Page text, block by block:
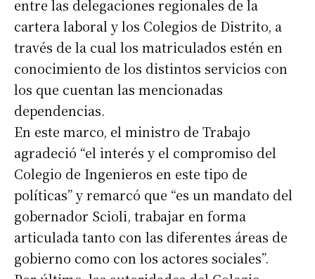
entre las delegaciones regionales de la
cartera laboral y los Colegios de Distrito, a
través de la cual los matriculados estén en
conocimiento de los distintos servicios con
los que cuentan las mencionadas
dependencias.
En este marco, el ministro de Trabajo
agradeció “el interés y el compromiso del
Colegio de Ingenieros en este tipo de
políticas” y remarcó que “es un mandato del
gobernador Scioli, trabajar en forma
articulada tanto con las diferentes áreas de
gobierno como con los actores sociales”.